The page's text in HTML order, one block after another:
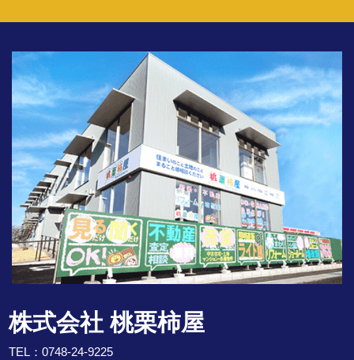
株式会社 桃栗柿屋
TEL：0748-24-9225